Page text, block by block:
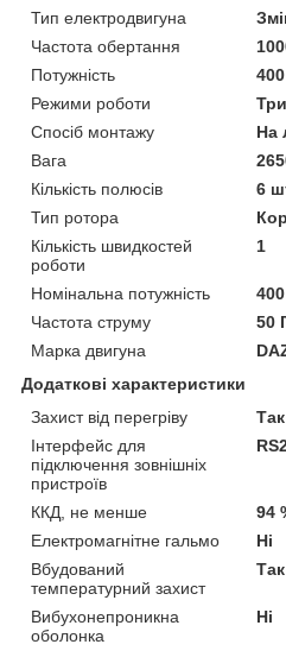
Тип електродвигуна
Частота обертання
Потужність
Режими роботи
Спосіб монтажу
На
Вага
Кількість полюсів
6
Тип ротора
Кількість швидкостей
роботи
1
Номінальна потужність
Частота струму
50
Марка двигуна
Додаткові характеристики
Захист від перегріву
Так
Інтерфейс для
підключення зовнішніх
пристроїв
ККД, не менше
94
Електромагнітне гальмо
Ні
Вбудований
температурний захист
Так
Вибухонепроникна
оболонка
Ні